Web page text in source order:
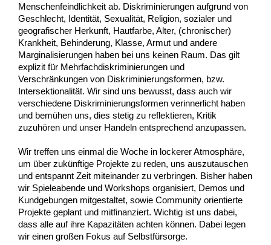
Menschenfeindlichkeit ab. Diskriminierungen aufgrund von
Geschlecht, Identität, Sexualität, Religion, sozialer und
geografischer Herkunft, Hautfarbe, Alter, (chronischer)
Krankheit, Behinderung, Klasse, Armut und andere
Marginalisierungen haben bei uns keinen Raum. Das gilt
explizit für Mehrfachdiskriminierungen und
Verschränkungen von Diskriminierungsformen, bzw.
Intersektionalität. Wir sind uns bewusst, dass auch wir
verschiedene Diskriminierungsformen verinnerlicht haben
und bemühen uns, dies stetig zu reflektieren, Kritik
zuzuhören und unser Handeln entsprechend anzupassen.
Wir treffen uns einmal die Woche in lockerer Atmosphäre,
um über zukünftige Projekte zu reden, uns auszutauschen
und entspannt Zeit miteinander zu verbringen. Bisher haben
wir Spieleabende und Workshops organisiert, Demos und
Kundgebungen mitgestaltet, sowie Community orientierte
Projekte geplant und mitfinanziert. Wichtig ist uns dabei,
dass alle auf ihre Kapazitäten achten können. Dabei legen
wir einen großen Fokus auf Selbstfürsorge.